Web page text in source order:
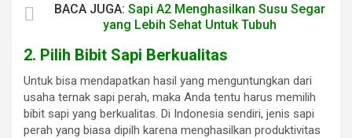
BACA JUGA: Sapi A2 Menghasilkan Susu Segar
yang Lebih Sehat Untuk Tubuh
2. Pilih Bibit Sapi Berkualitas
Untuk bisa mendapatkan hasil yang menguntungkan dari
usaha ternak sapi perah, maka Anda tentu harus memilih
bibit sapi yang berkualitas. Di Indonesia sendiri, jenis sapi
perah yang biasa dipilh karena menghasilkan produktivitas